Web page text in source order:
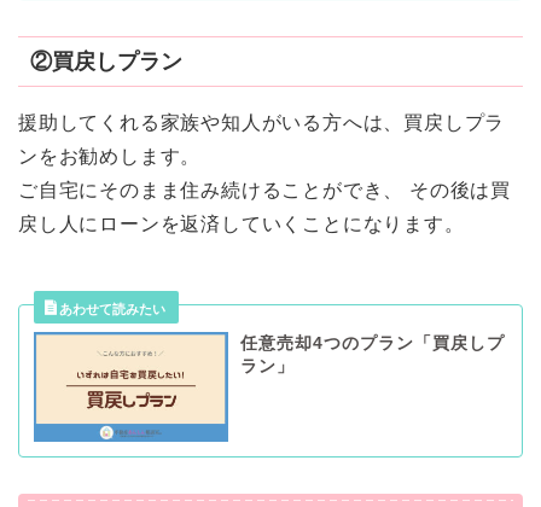
②買戻しプラン
援助してくれる家族や知人がいる方へは、買戻しプラ
ンをお勧めします。
ご自宅にそのまま住み続けることができ、 その後は買
戻し人にローンを返済していくことになります。
任意売却4つのプラン「買戻しプ
ラン」